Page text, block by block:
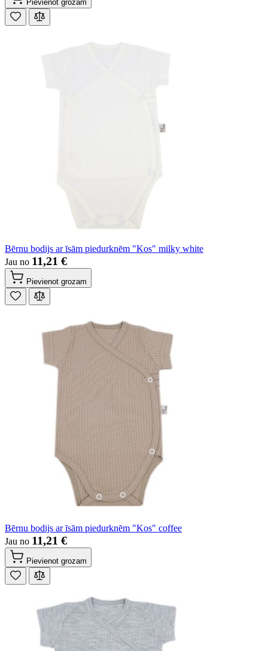
Pievienot grozam
Bērnu bodijs ar īsām piedurknēm "Kos" milky white
Jau no 11,21 €
Pievienot grozam
Bērnu bodijs ar īsām piedurknēm "Kos" coffee
Jau no 11,21 €
Pievienot grozam